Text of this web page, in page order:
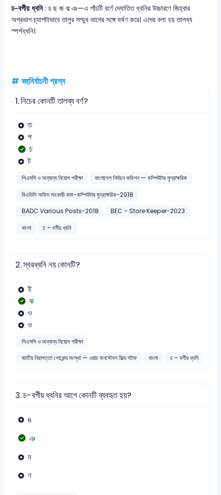
চ-বর্গীয় ধ্বনি: চ ছ জ ঝ ঞ—এ পাঁচটি বর্ণে দ্যোতিত ধ্বনির উচ্চারণে জিহ্বার
অগ্রভাগ চ্যাপটাভাবে তালুর সম্মুখ ভাগের সঙ্গে ঘর্ষণ করে। এদের বলা হয় তালব্য
স্পর্শধ্বনি।
# বহুনির্বাচনী প্রশ্ন
1.নিচের কোনটি তালব্য বর্ণ?
ত
প
চ
ট
পিএসসি ও অন্যান্য নিয়োগ পরীক্ষা
বাংলাদেশ নির্বাচন কমিশন — কম্পিউটার মুদ্রাক্ষরিক
বিএডিসি অফিস সহকারী কাম-কম্পিউটার মুদ্রাক্ষরিক-2018
BADC Various Posts-2018
BEC – Store Keeper-2023
বাংলা
চ – বর্গীয় ধ্বনি
2.স্বরধ্বনি নয় কোনটি?
ই
ঝ
ও
ও
পিএসসি ও অন্যান্য নিয়োগ পরীক্ষা
জাতীয় নিরাপত্তা গোয়েন্দা সংস্থা — ওয়াচ কনস্টেবল ফিল্ড স্টাফ
বাংলা চ – বর্গীয় ধ্বনি
3.চ-বর্গীয় ধ্বনির আগে কোনটি ব্যবহৃত হয়?
ঙ
ঞ
ন
ণ